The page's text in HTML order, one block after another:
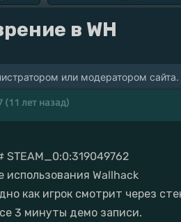
в WH
или модератором
(11 лет назад)
STEAM_0:0:319049762
использования Wallhack
как игрок смотрит через
3 минуты демо записи.